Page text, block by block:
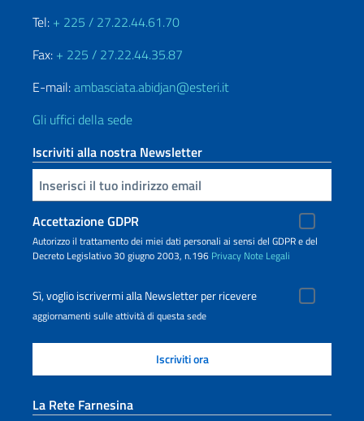
Tel: + 225 / 27.22.44.61.70
Fax: + 225 / 27.22.44.35.87
E-mail:ambasciata.abidjan@esteri.it
Gli uffici della sede
Iscriviti alla nostra Newsletter
Inserisci la tua email
Accettazione GDPR
Autorizzo il trattamento dei miei dati personali ai sensi del GDPR e del
Decreto Legislativo 30 giugno 2003, n.196 Privacy Note Legali
Sì, voglio iscrivermi alla Newsletter per ricevere
aggiornamenti sulle attività di questa sede
La Rete Farnesina